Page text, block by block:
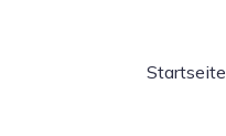
Startseite